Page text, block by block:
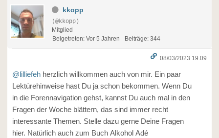
kkopp
(@kkopp)
Mitglied
Beigetreten: Vor 5 Jahren
Beiträge: 344
08/03/2023 19:09
@lilliefeh herzlich willkommen auch von mir. Ein paar
Lektürehinweise hast Du ja schon bekommen. Wenn Du
in die Forennavigation gehst, kannst Du auch mal in den
Fragen der Woche blättern, das sind immer recht
interessante Themen. Stelle dazu gerne Deine Fragen
hier. Natürlich auch zum Buch Alkohol Adé